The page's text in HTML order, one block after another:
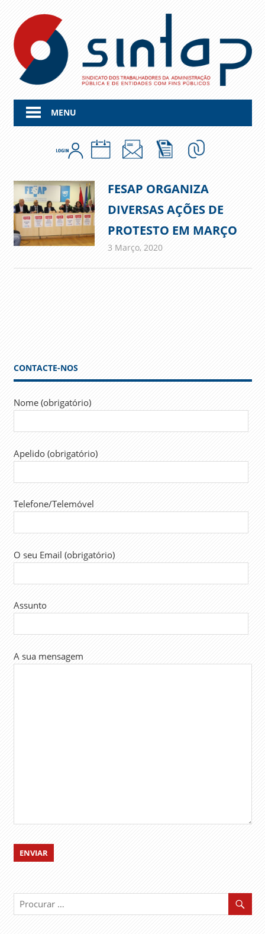
content
MENU
FESAP ORGANIZA
DIVERSAS AÇÕES DE
PROTESTO EM MARÇO
3 Março, 2020
CONTACTE-NOS
Nome (obrigatório)
Apelido (obrigatório)
Telefone/Telemóvel
O seu Email (obrigatório)
Assunto
A sua mensagem